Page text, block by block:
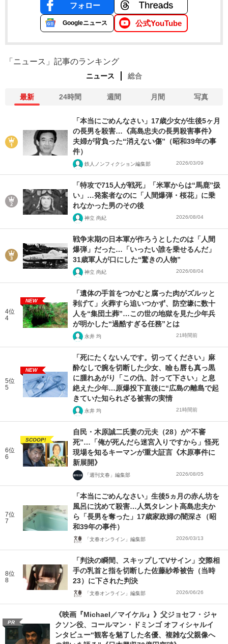
フォロー
Googleニュース 公式YouTube
「ニュース」記事のランキング
ニュース 総合
最新 24時間 週間 月間 写真
「本当にごめんなさい」17歳少女が生後5ヶ月
の長男を殺害…《高島忠夫の長男殺害事件》
夫婦が背負った“消えない傷”（昭和39年の事
件）
鉄人ノンフィクション編集部 2026/03/09
「特攻で715人が戦死」「米軍からは“馬鹿”扱
い」…発案者なのに「人間爆弾・桜花」に乗
れなかった男のその後
神立 尚紀 2026/08/04
戦争末期の日本軍が作ろうとしたのは「人間
爆弾」だった…「いったい誰を乗せるんだ」
31歳軍人が口にした“驚きの人物”
神立 尚紀 2026/08/04
4位
4
NEW
「遺体の手首をつかむと腐った肉がズルッと
剥げて」火葬すら追いつかず、防空壕に数十
人を“集団土葬”…この世の地獄を見た少年兵
が明かした“過酷すぎる任務”とは
永井 均 21時間前
5位
5
NEW
「死にたくないんです。切ってください」麻
酔なしで腕を切断した少女、瞼も唇も真っ黒
に腫れあがり「この仇、討って下さい」と息
絶えた少年…原爆投下直後に“広島の離島で起
きていた知られざる被害の実情
永井 均 21時間前
6位
6
SCOOP!
自民・木原誠二氏妻の元夫（28）が“不審
死”…「俺が死んだら迷宮入りですから」怪死
現場を知るキーマンが重大証言《木原事件に
新展開》
「週刊文春」編集部 2026/08/05
7位
7
「本当にごめんなさい」生後5ヵ月の赤ん坊を
風呂に沈めて殺害…人気タレント高島忠夫か
ら「長男を奪った」17歳家政婦の闇深さ（昭
和39年の事件）
「文春オンライン」編集部 2026/03/13
8位
8
「判決の瞬間、スキップしてVサイン」交際相
手の乳首と指を切断した佐藤紗希被告（当時
23）に下された判決
「文春オンライン」編集部 2026/06/26
PR
《映画『Michael／マイケル』》父ジョセフ・ジャ
クソン役、コールマン・ドミンゴ オフィシャルイ
ンタビュー“観客を魅了した名優、複雑な父親像へ